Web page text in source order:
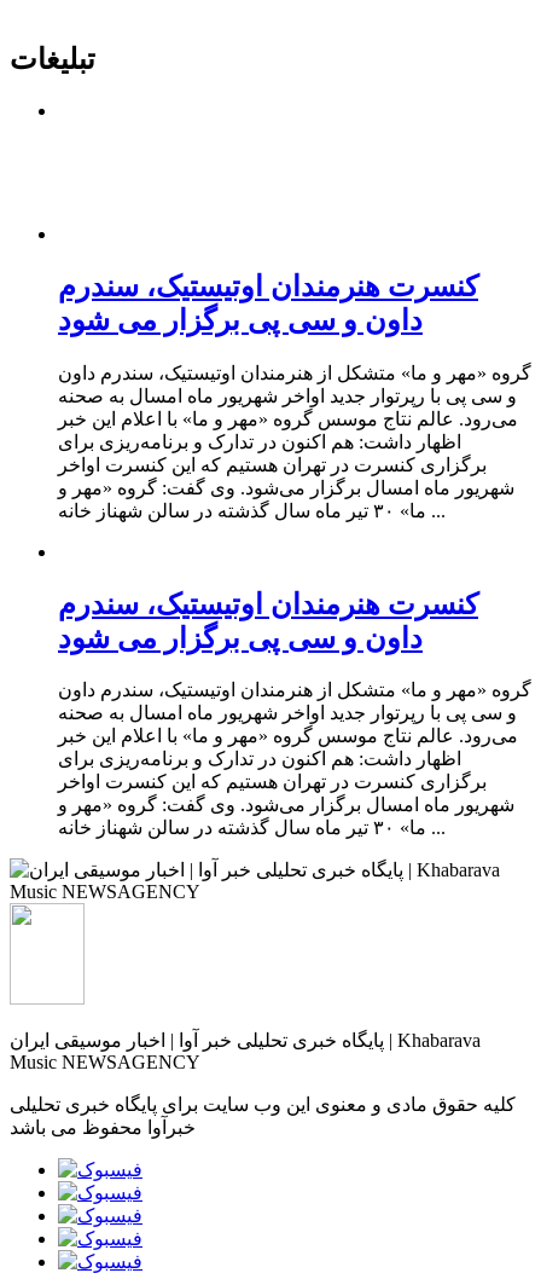
تبلیغات
کنسرت هنرمندان اوتیستیک، سندرم
داون و سی پی برگزار می شود
گروه «مهر و ما» متشکل از هنرمندان اوتیستیک، سندرم داون
و سی پی با رپرتوار جدید اواخر شهریور ماه امسال به صحنه
می‌رود. عالم نتاج موسس گروه «مهر و ما» با اعلام این خبر
اظهار داشت: هم اکنون در تدارک و برنامه‌ریزی برای
برگزاری کنسرت در تهران هستیم که این کنسرت اواخر
شهریور ماه امسال برگزار می‌شود. وی گفت: گروه «مهر و
ما» ۳۰ تیر ماه سال گذشته در سالن شهناز خانه ...
کنسرت هنرمندان اوتیستیک، سندرم
داون و سی پی برگزار می شود
گروه «مهر و ما» متشکل از هنرمندان اوتیستیک، سندرم داون
و سی پی با رپرتوار جدید اواخر شهریور ماه امسال به صحنه
می‌رود. عالم نتاج موسس گروه «مهر و ما» با اعلام این خبر
اظهار داشت: هم اکنون در تدارک و برنامه‌ریزی برای
برگزاری کنسرت در تهران هستیم که این کنسرت اواخر
شهریور ماه امسال برگزار می‌شود. وی گفت: گروه «مهر و
ما» ۳۰ تیر ماه سال گذشته در سالن شهناز خانه ...
پایگاه خبری تحلیلی خبر آوا | اخبار موسیقی ایران | Khabarava
Music NEWSAGENCY
کلیه حقوق مادی و معنوی این وب سایت برای پایگاه خبری تحلیلی
خبرآوا محفوظ می باشد